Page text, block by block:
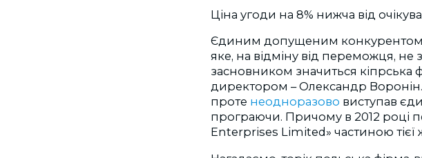
Ціна угоди на 8% нижча від
Єдиним допущеним конкурентом
яке, на відміну від переможця, не
засновником значиться кіпрська
директором – Олександр Воронін.
проте неодноразово виступав
програючи. Причому в 2012 році
Enterprises Limited» частиною тієї